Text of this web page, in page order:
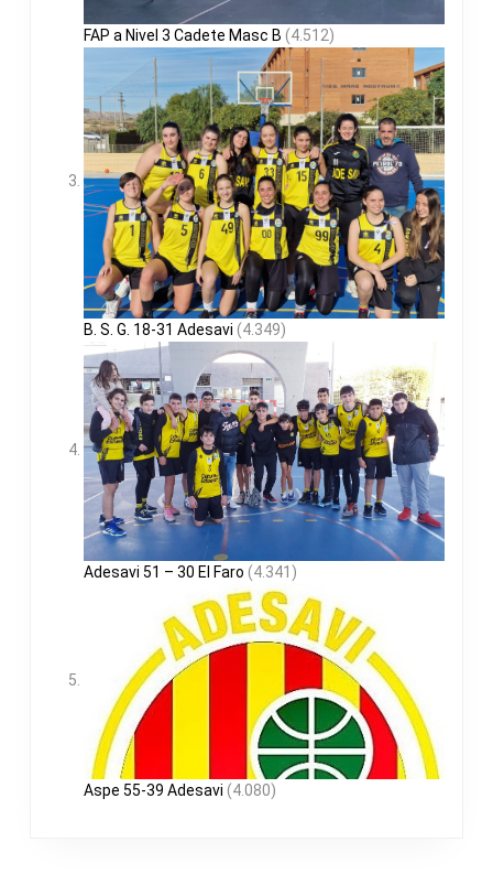
FAP a Nivel 3 Cadete Masc B (4.512)
B. S. G. 18-31 Adesavi (4.349)
Adesavi 51 – 30 El Faro (4.341)
Aspe 55-39 Adesavi (4.080)